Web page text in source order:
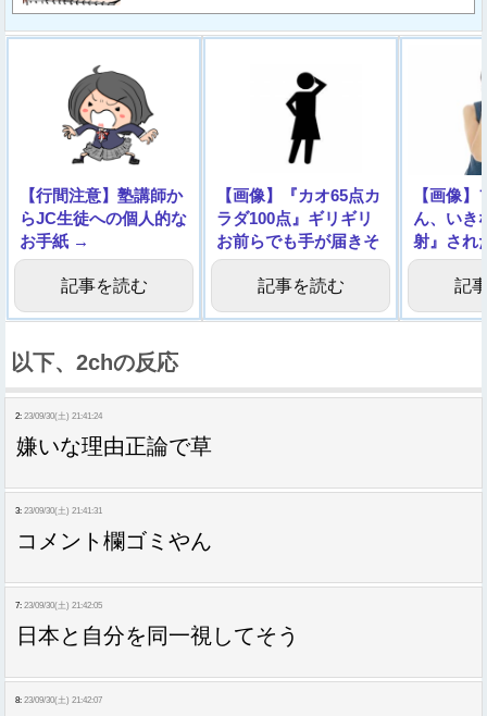
【行間注意】塾講師か
らJC生徒への個人的な
お手紙 →
記事を読む
【画像】『カオ65点カ
ラダ100点』ギリギリ
お前らでも手が届きそ
うな女の子いたｗｗｗ
記事を読む
【画像
ん、いき
射』され
記
以下、2chの反応
2: 23/09/30(土) 21:41:24
嫌いな理由正論で草
3: 23/09/30(土) 21:41:31
コメント欄ゴミやん
7: 23/09/30(土) 21:42:05
日本と自分を同一視してそう
8: 23/09/30(土) 21:42:07